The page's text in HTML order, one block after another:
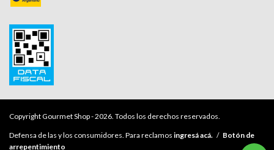
Copyright Gourmet Shop - 2026. Todos los derechos reservados.
Defensa de las y los consumidores. Para reclamos ingresá acá. / Botón de
arrepentimiento